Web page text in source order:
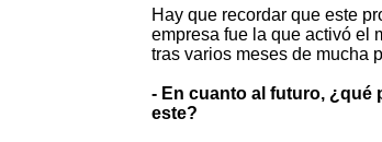
Hay que recordar que este
empresa fue la que activó el
tras varios meses de mucha
- En cuanto al futuro, ¿qué
este?